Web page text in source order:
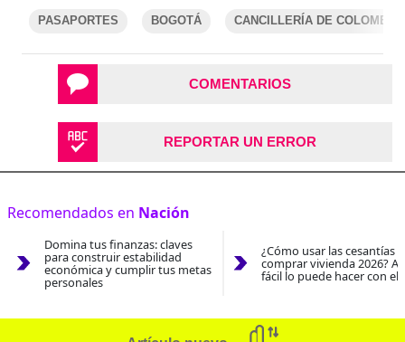
PASAPORTES BOGOTÁ CANCILLERÍA DE COLOMBIA
COMENTARIOS
REPORTAR UN ERROR
Recomendados en Nación
Domina tus finanzas: claves
para construir estabilidad
económica y cumplir tus metas
personales
¿Cómo usar las cesantías
comprar vivienda 2026?
fácil lo puede hacer con el